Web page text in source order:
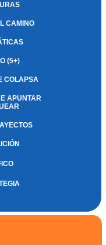
CAMINO
(5+)
COLAPSA
APUNTAR